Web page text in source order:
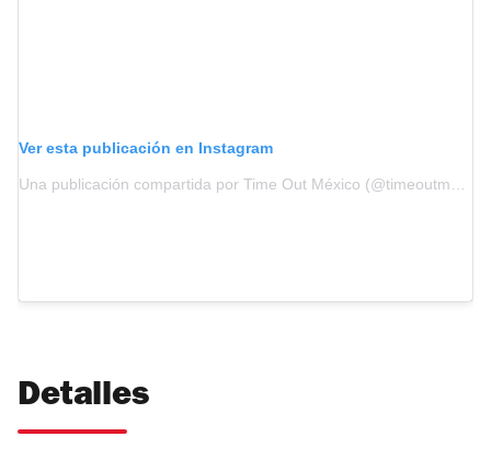
Ver esta publicación en Instagram
Una publicación compartida por Time Out México (@timeoutmexico)
Detalles